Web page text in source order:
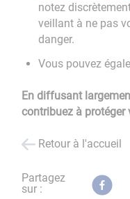
notez
veillant à ne pas
danger.
Vous pouvez
En diffusant
contribuez à protéger
Retour à l'accueil
Partagez
sur :